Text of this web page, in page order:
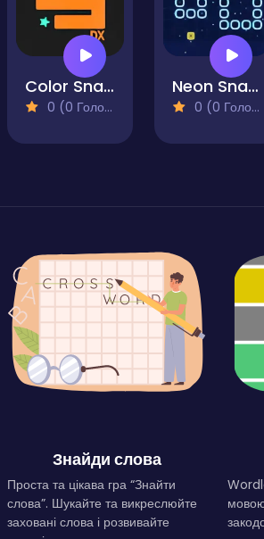
Color Snake DX
0 (0 Голосів)
Neon Snake
0 (0 Голосів)
Знайди слова
Проста та цікава гра “Знайти
слова”. Шукайте та викреслюйте
заховані слова і розвивайте